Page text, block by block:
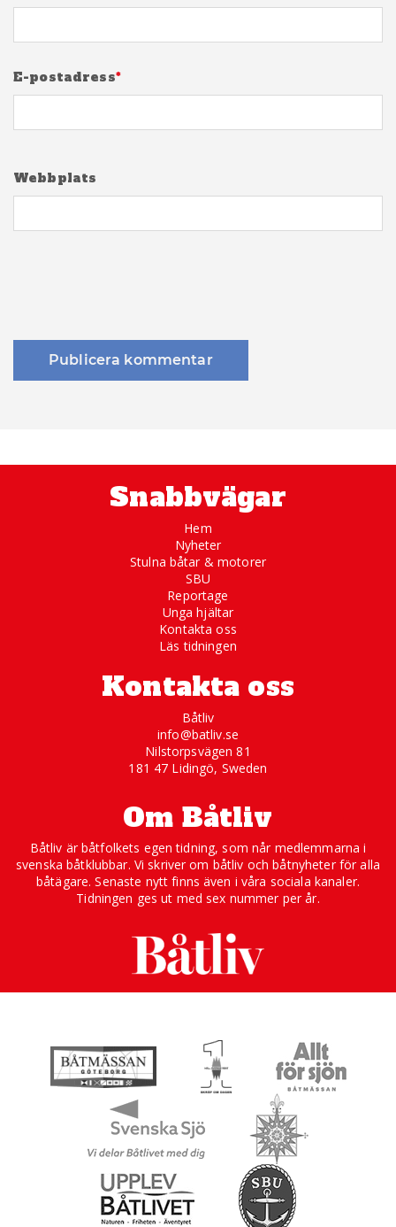
E-postadress*
Webbplats
Snabbvägar
Hem
Nyheter
Stulna båtar & motorer
SBU
Reportage
Unga hjältar
Kontakta oss
Läs tidningen
Kontakta oss
Båtliv
info@batliv.se
Nilstorpsvägen 81
181 47 Lidingö, Sweden
Om Båtliv
Båtliv är båtfolkets egen tidning, som når medlemmarna i
svenska båtklubbar. Vi skriver om båtliv och båtnyheter för alla
båtägare. Senaste nytt finns även i våra sociala kanaler.
Tidningen ges ut med sex nummer per år.